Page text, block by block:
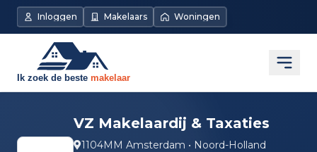
Inloggen Makelaars Woningen
VZ Makelaardij & Taxaties
1104MM Amsterdam • Noord-Holland